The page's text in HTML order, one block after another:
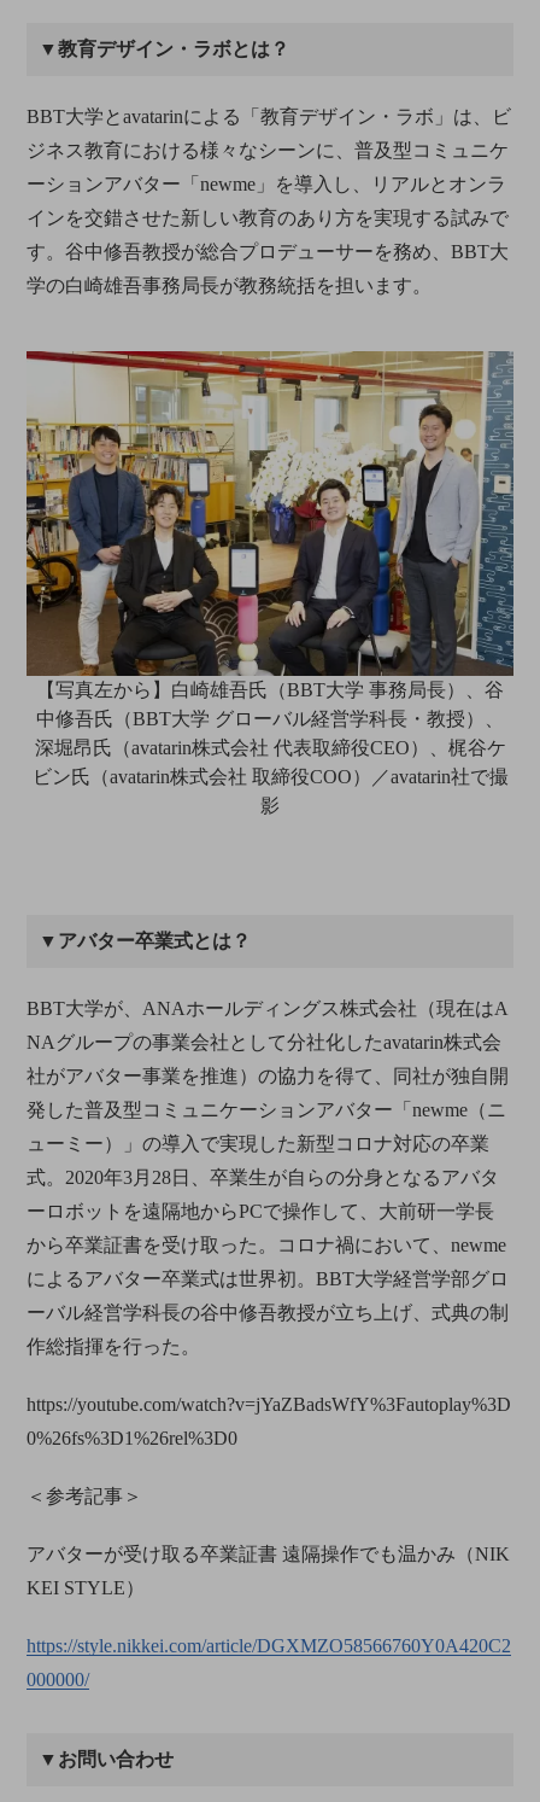
▼教育デザイン・ラボとは？
BBT大学とavatarinによる「教育デザイン・ラボ」は、ビ
ジネス教育における様々なシーンに、普及型コミュニケ
ーションアバター「newme」を導入し、リアルとオンラ
インを交錯させた新しい教育のあり方を実現する試みで
す。谷中修吾教授が総合プロデューサーを務め、BBT大
学の白崎雄吾事務局長が教務統括を担います。
【写真左から】白崎雄吾氏（BBT大学 事務局長）、谷
中修吾氏（BBT大学 グローバル経営学科長・教授）、
深堀昂氏（avatarin株式会社 代表取締役CEO）、梶谷ケ
ビン氏（avatarin株式会社 取締役COO）／avatarin社で撮
影
▼アバター卒業式とは？
BBT大学が、ANAホールディングス株式会社（現在はA
NAグループの事業会社として分社化したavatarin株式会
社がアバター事業を推進）の協力を得て、同社が独自開
発した普及型コミュニケーションアバター「newme（ニ
ューミー）」の導入で実現した新型コロナ対応の卒業
式。2020年3月28日、卒業生が自らの分身となるアバタ
ーロボットを遠隔地からPCで操作して、大前研一学長
から卒業証書を受け取った。コロナ禍において、newme
によるアバター卒業式は世界初。BBT大学経営学部グロ
ーバル経営学科長の谷中修吾教授が立ち上げ、式典の制
作総指揮を行った。
https://youtube.com/watch?v=jYaZBadsWfY%3Fautoplay%3D
0%26fs%3D1%26rel%3D0
＜参考記事＞
アバターが受け取る卒業証書 遠隔操作でも温かみ（NIK
KEI STYLE）
https://style.nikkei.com/article/DGXMZO58566760Y0A420C2
000000/
▼お問い合わせ